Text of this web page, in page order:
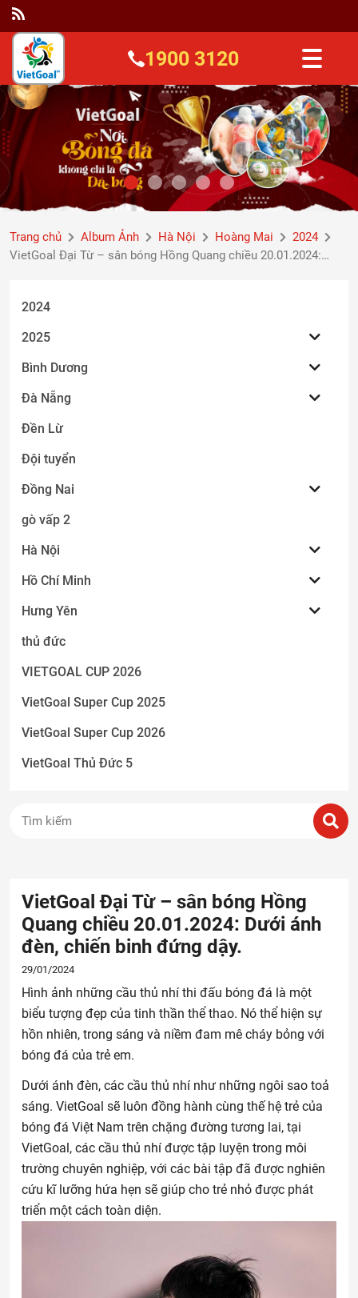
1900 3120
Trang chủ Album Ảnh Hà Nội Hoàng Mai
2024
VietGoal Đại Từ – sân bóng Hồng Quang chiều 20.01.2024:
2024
2025
Bình Dương
Đà Nẵng
Đền Lừ
Đội tuyển
Đồng Nai
gò vấp 2
Hà Nội
Hồ Chí Minh
Hưng Yên
thủ đức
VIETGOAL CUP 2026
VietGoal Super Cup 2025
VietGoal Super Cup 2026
VietGoal Thủ Đức 5
VietGoal Đại Từ – sân bóng Hồng
Quang chiều 20.01.2024: Dưới ánh
đèn, chiến binh đứng dậy.
29/01/2024
Hình ảnh những cầu thủ nhí thi đấu bóng đá là một
biểu tượng đẹp của tinh thần thể thao. Nó thể hiện sự
hồn nhiên, trong sáng và niềm đam mê cháy bỏng với
bóng đá của trẻ em.
Dưới ánh đèn, các cầu thủ nhí như những ngôi sao toả
sáng. VietGoal sẽ luôn đồng hành cùng thế hệ trẻ của
bóng đá Việt Nam trên chặng đường tương lai, tại
VietGoal, các cầu thủ nhí được tập luyện trong môi
trường chuyên nghiệp, với các bài tập đã được nghiên
cứu kĩ lưỡng hứa hẹn sẽ giúp cho trẻ nhỏ được phát
triển một cách toàn diện.